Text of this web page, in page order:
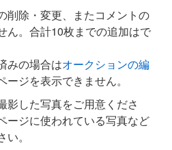
削除・変更、またコメントの
ん。合計10枚までの追加はで
みの場合はオークションの編
ジを表示できません。
影した写真をご用意くださ
ージに使われている写真など
。